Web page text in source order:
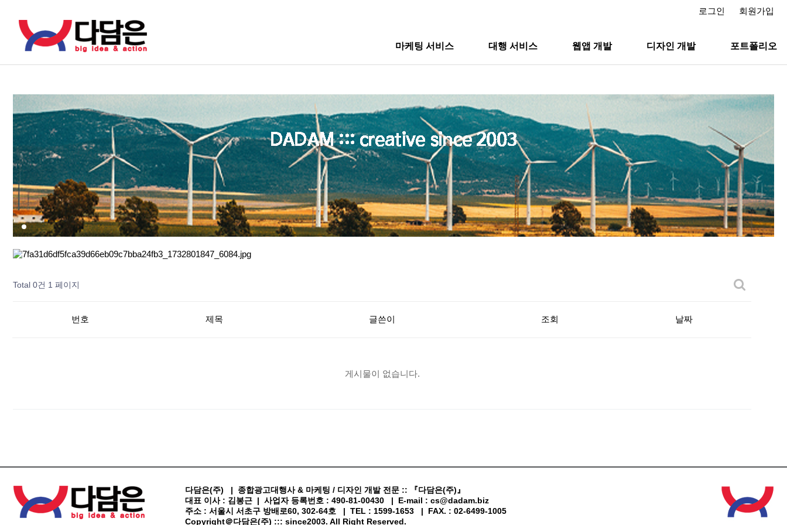
마케팅 서비스 대행 서비스 웹앱 개발 디자인 개발 포트폴리오
로그인 회원가입
Total 0건 1 페이지
번호 제목 글쓴이 조회 날짜
게시물이 없습니다.
다담은(주) | 종합광고대행사 & 마케팅 / 디자인 개발 전문 :: 『다담은(주)』
대표 이사 : 김봉근 | 사업자 등록번호 : 490-81-00430 | E-mail : cs@dadam.biz
주소 : 서울시 서초구 방배로60, 302-64호 | TEL : 1599-1653 | FAX. : 02-6499-1005
Copyright＠다담은(주) ::: since2003. All Right Reserved.